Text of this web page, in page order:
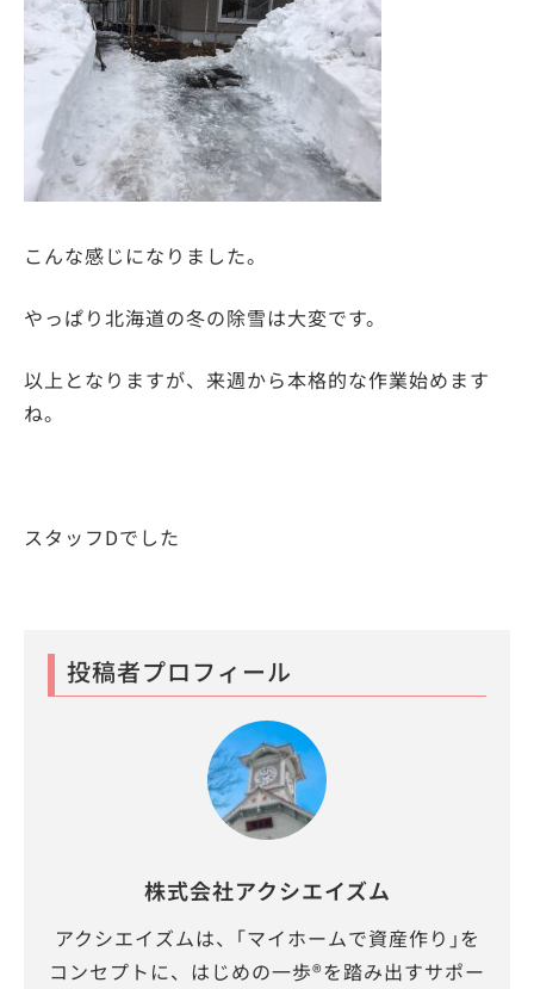
こんな感じになりました。
やっぱり北海道の冬の除雪は大変です。
以上となりますが、来週から本格的な作業始めます
ね。
スタッフDでした
投稿者プロフィール
株式会社アクシエイズム
アクシエイズムは、｢マイホームで資産作り｣を
コンセプトに、はじめの一歩®を踏み出すサポー